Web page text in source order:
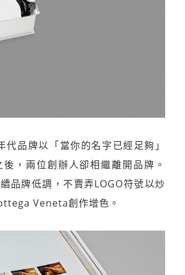
品牌以「當你的名字已經足夠」
，兩位創辦人卻相繼離開品牌。
品牌低調，不賣弄LOGO符號以炒
Veneta創作增色。